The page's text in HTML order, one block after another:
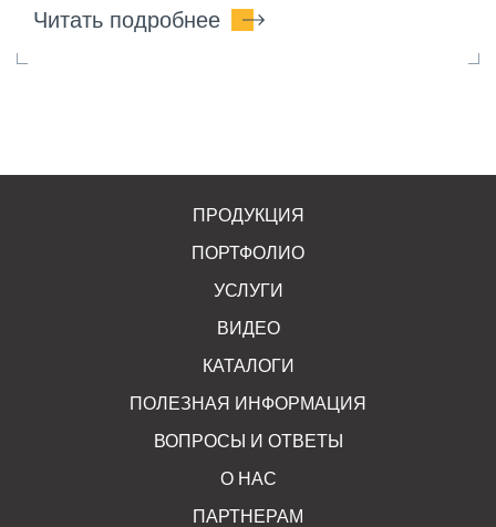
Читать подробнее
ПРОДУКЦИЯ
ПОРТФОЛИО
УСЛУГИ
ВИДЕО
КАТАЛОГИ
ПОЛЕЗНАЯ ИНФОРМАЦИЯ
ВОПРОСЫ И ОТВЕТЫ
О НАС
ПАРТНЕРАМ